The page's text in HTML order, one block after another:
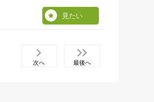
見たい
次へ 最後へ